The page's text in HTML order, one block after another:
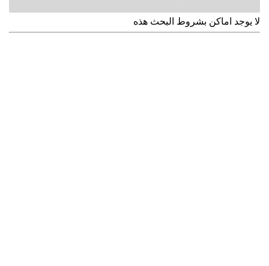
لا يوجد اماكن بشروط البحث هذه